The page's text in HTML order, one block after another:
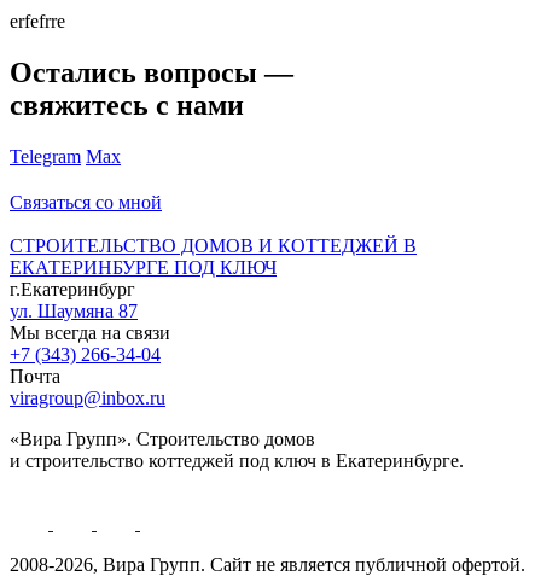
erfefrre
Остались вопросы —
свяжитесь с нами
Telegram Max
Связаться со мной
СТРОИТЕЛЬСТВО ДОМОВ И КОТТЕДЖЕЙ В
ЕКАТЕРИНБУРГЕ ПОД КЛЮЧ
г.Екатеринбург
ул. Шаумяна 87
Мы всегда на связи
+7 (343) 266-34-04
Почта
viragroup@inbox.ru
«Вира Групп». Строительство домов
и строительство коттеджей под ключ в Екатеринбурге.
2008-2026, Вира Групп. Cайт не является публичной офертой.